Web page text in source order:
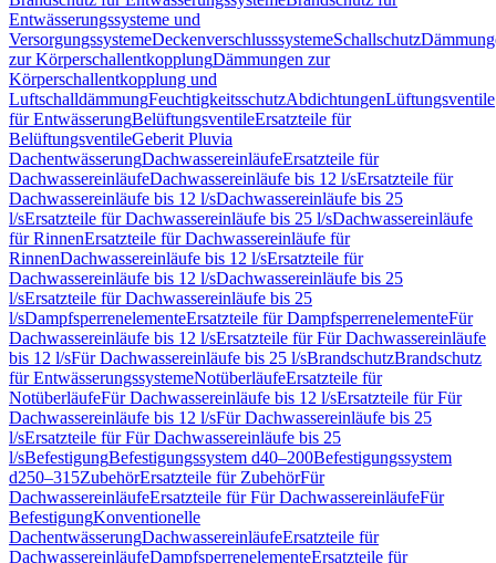
Entwässerungssysteme und
VersorgungssystemeDeckenverschlusssystemeSchallschutz
zur KörperschallentkopplungDämmungen zur
Körperschallentkopplung und
LuftschalldämmungFeuchtigkeitsschutzAbdichtungenLüftungsventile
für EntwässerungBelüftungsventileErsatzteile für
BelüftungsventileGeberit Pluvia
DachentwässerungDachwassereinläufeErsatzteile für
DachwassereinläufeDachwassereinläufe bis 12 l/sErsatzteile für
Dachwassereinläufe bis 12 l/sDachwassereinläufe bis 25
l/sErsatzteile für Dachwassereinläufe bis 25 l/sDachwassereinläufe
für RinnenErsatzteile für Dachwassereinläufe für
RinnenDachwassereinläufe bis 12 l/sErsatzteile für
Dachwassereinläufe bis 12 l/sDachwassereinläufe bis 25
l/sErsatzteile für Dachwassereinläufe bis 25
l/sDampfsperrenelementeErsatzteile für DampfsperrenelementeFür
Dachwassereinläufe bis 12 l/sErsatzteile für Für Dachwassereinläufe
bis 12 l/sFür Dachwassereinläufe bis 25 l/sBrandschutzBrandschutz
für EntwässerungssystemeNotüberläufeErsatzteile für
NotüberläufeFür Dachwassereinläufe bis 12 l/sErsatzteile für Für
Dachwassereinläufe bis 12 l/sFür Dachwassereinläufe bis 25
l/sErsatzteile für Für Dachwassereinläufe bis 25
l/sBefestigungBefestigungssystem d40–200Befestigungssystem
d250–315ZubehörErsatzteile für ZubehörFür
DachwassereinläufeErsatzteile für Für DachwassereinläufeFür
BefestigungKonventionelle
DachentwässerungDachwassereinläufeErsatzteile für
DachwassereinläufeDampfsperrenelementeErsatzteile für